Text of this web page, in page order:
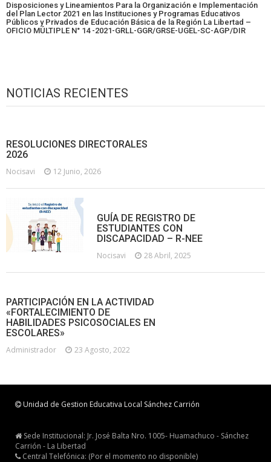
Disposiciones y Lineamientos Para la Organización e Implementación
del Plan Lector 2021 en las Instituciones y Programas Educativos
Públicos y Privados de Educación Básica de la Región La Libertad –
OFICIO MÚLTIPLE N° 14 -2021-GRLL-GGR/GRSE-UGEL-SC-AGP/DIR
NOTICIAS RECIENTES
RESOLUCIONES DIRECTORALES
2026
Nocisavi 12 Junio, 2026
GUÍA DE REGISTRO DE
ESTUDIANTES CON
DISCAPACIDAD – R-NEE
Nocisavi 28 Abril, 2025
PARTICIPACIÓN EN LA ACTIVIDAD
«FORTALECIMIENTO DE
HABILIDADES PSICOSOCIALES EN
ESCOLARES»
Administrador 23 Agosto, 2022
Unidad de Gestion Educativa Local Sánchez Carrión
Sede Institucional: Jr. José Balta Nro. 1005- Huamachuco - Sánchez
Carrión - La Libertad
Central Telefónica: (Por el momento no disponible)